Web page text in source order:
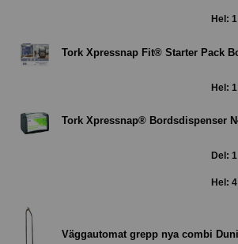
Hel:
Tork Xpressnap Fit® Starter Pack
Hel:
Tork Xpressnap® Bordsdispenser
Del:
Hel:
Väggautomat grepp nya combi Duni